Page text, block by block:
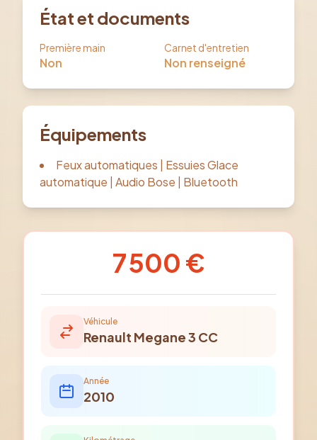
État et documents
Première main
Non
Carnet d'entretien
Non renseigné
Équipements
Feux automatiques | Essuies Glace
automatique | Audio Bose | Bluetooth
7 500 €
Véhicule
Renault Megane 3 CC
Année
2010